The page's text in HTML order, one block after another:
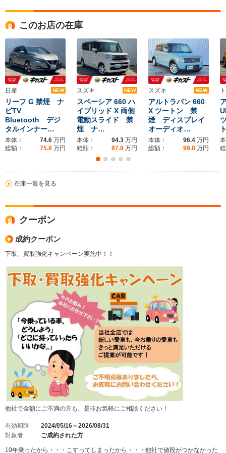
このお店の在庫
日産 NEW
リーフ G 禁煙 ナ
ビTV
Bluetooth デジ
タルインナー…
本体： 74.6 万円
総額：
75.8 万円
スズキ NEW
スペーシア 660 ハ
イブリッド X 両側
電動スライド 禁
煙 ナ…
本体： 94.3 万円
総額：
97.8 万円
スズキ NEW
アルトラパン 660
X ツートン 禁
煙 ディスプレイ
オーディオ…
本体： 96.4 万円
総額：
99.8 万円
在庫一覧を見る
クーポン
成約クーポン
下取、買取強化キャンペーン実施中！！
他社で金額にご不満の方も、是非お気軽にご相談ください！
有効期限
2024/05/16～2026/08/31
対象者
ご成約された方
10年乗ったから・・・こすってしまったから・・・他社で値段がつかなかった